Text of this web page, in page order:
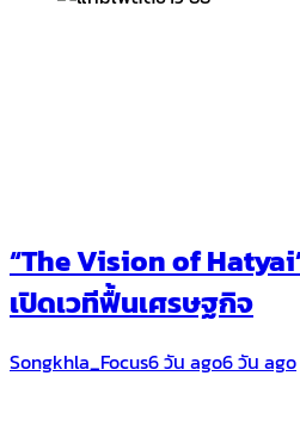
“The Vision of
เปิดเวทีฟื้นเศรษฐกิจ
Songkhla_Focus6 วัน ago6 วัน ago